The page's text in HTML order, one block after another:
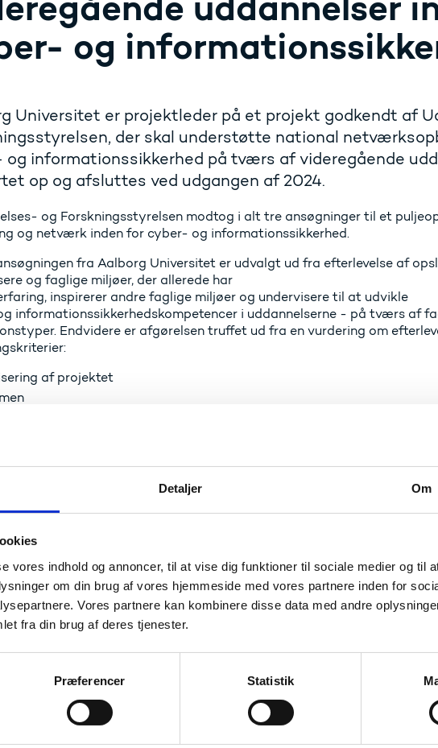
Detaljer Om
vores indhold og annoncer, til at vise dig funktioner til sociale medier og til
om din brug af vores hjemmeside med vores partnere inden for
Vores partnere kan kombinere disse data med andre
fra din brug af deres tjenester.
Præferencer Statistik
og
Universitet er projektleder på et projekt godkendt af
der skal understøtte national
og informationssikkerhed på tværs af videregående
op og afsluttes ved udgangen af 2024.
og Forskningsstyrelsen modtog i alt tre ansøgninger til et
og netværk inden for cyber- og informationssikkerhed.
fra Aalborg Universitet er udvalgt ud fra efterlevelse af
og faglige miljøer, der allerede har
inspirerer andre faglige miljøer og undervisere til at udvikle
informationssikkerhedskompetencer i uddannelserne - på tværs af
Endvidere er afgørelsen truffet ud fra en vurdering om
af projektet
netværk og inspirere
institutioner, ordinære uddannelser samt efter- og
projekt
netværksopbygning for videregående
og informationssikkerhed
Universitet (projektleder)